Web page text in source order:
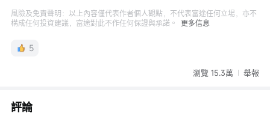
風險及免責聲明：以上內容僅代表作者個人觀點，不代表富途任何立場，亦不
構成任何投資建議，富途對此不作任何保證與承諾。
更多信息
5
瀏覽 15.3萬 舉報
評論